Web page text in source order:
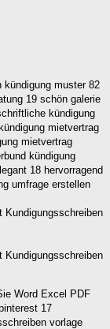
kündigung muster 82
19 schön galerie
kündigung
mietvertrag
mietvertrag
kündigung
18 hervorragend
umfrage erstellen
Kundigungsschreiben
Kundigungsschreiben
Word Excel PDF
17
vorlage